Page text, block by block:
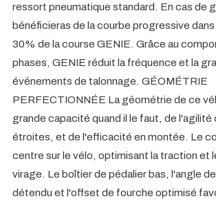
ressort pneumatique standard. En cas de
bénéficieras de la courbe progressive
30% de la course GENIE. Grâce au
phases, GENIE réduit la fréquence et la
événements de talonnage. GÉOMÉTRIE
PERFECTIONNÉE La géométrie de ce
grande capacité quand il le faut, de l'agilité
étroites, et de l'efficacité en montée. Le
centre sur le vélo, optimisant la traction et
virage. Le boîtier de pédalier bas, l'angle
détendu et l'offset de fourche optimisé